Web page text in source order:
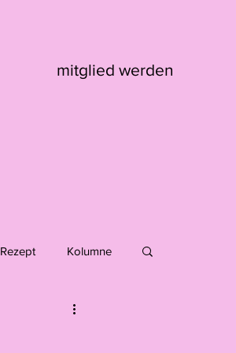
mitglied werden
Rezept Kolumne
Max Kaufmann